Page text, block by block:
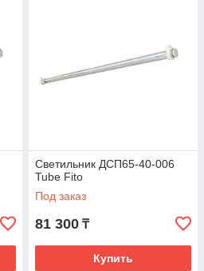
Светильник ДСП65-40-006
Tube Fito
Под заказ
81 300 ₸
Купить